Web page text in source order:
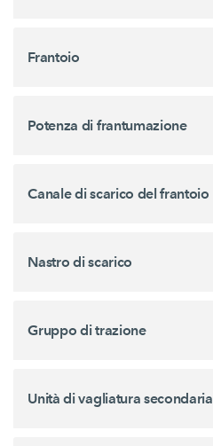
Frantoio
Potenza di frantumazione
Canale di scarico del frantoio
Nastro di scarico
Gruppo di trazione
Unità di vagliatura secondaria